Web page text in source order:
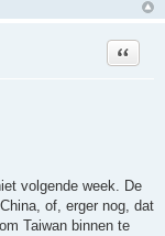
Citeer
volgende week. De
of, erger nog, dat
Taiwan binnen te